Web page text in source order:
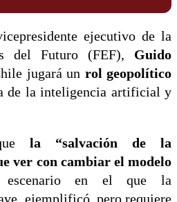
ejecutivo de la
del Futuro (FEF), Guido
jugará un rol geopolítico
de la inteligencia artificial y
la “salvación de la
ver con cambiar el modelo
en el que la
ejemplificó, pero requiere